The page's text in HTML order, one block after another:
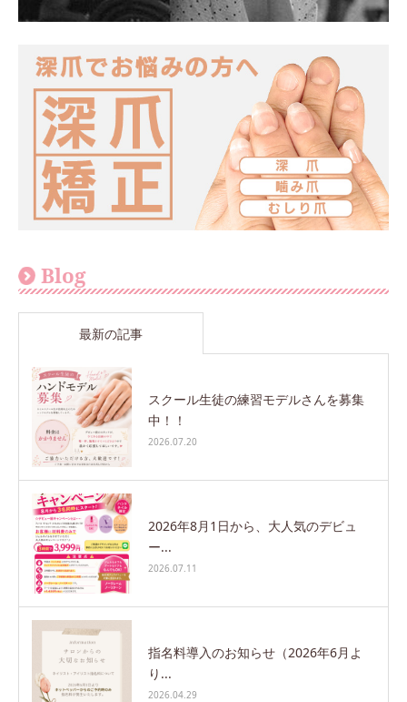
Blog
最新の記事
スクール生徒の練習モデルさんを募集
中！！
2026.07.20
2026年8月1日から、大人気のデビュ
ー...
2026.07.11
指名料導入のお知らせ（2026年6月よ
り...
2026.04.29